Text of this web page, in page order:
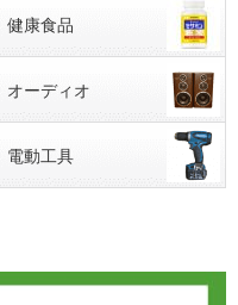
健康食品
オーディオ
電動工具